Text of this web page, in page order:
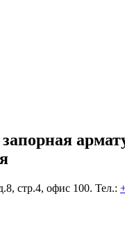
стр.4, офис 100. Тел.: